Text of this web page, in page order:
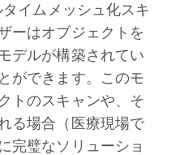
イムメッシュ化スキ
ーはオブジェクトを
デルが構築されてい
ができます。このモ
トのスキャンや、そ
る場合（医療現場で
完璧なソリューショ